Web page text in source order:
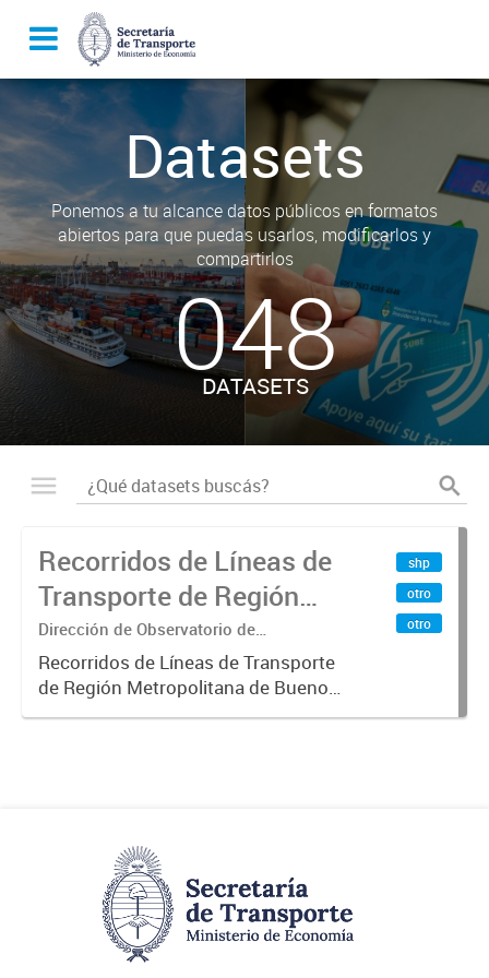
Datasets
Ponemos a tu alcance datos públicos en formatos
abiertos para que puedas usarlos, modificarlos y
compartirlos
048
DATASETS
Recorridos de Líneas de
Transporte de Región
Metropolitana de
Buenos Aires (RMBA)
Dirección de Observatorio de
Transporte, Estudio y Sistemas
Recorridos de Líneas de Transporte
de Región Metropolitana de Buenos
Aires (RMBA).-
shp
otro
otro